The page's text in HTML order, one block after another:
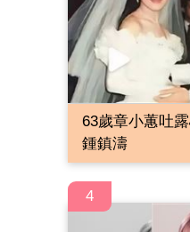
63歲章小蕙吐
鍾鎮濤
4